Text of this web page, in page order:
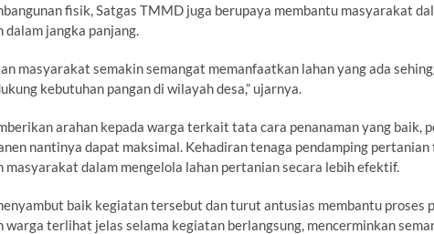
fisik, Satgas TMMD juga berupaya membantu masyarakat
jangka panjang.
masyarakat semakin semangat memanfaatkan lahan yang ada
kebutuhan pangan di wilayah desa,” ujarnya.
arahan kepada warga terkait tata cara penanaman yang baik,
nantinya dapat maksimal. Kehadiran tenaga pendamping
masyarakat dalam mengelola lahan pertanian secara lebih efektif.
baik kegiatan tersebut dan turut antusias membantu proses
terlihat jelas selama kegiatan berlangsung, mencerminkan